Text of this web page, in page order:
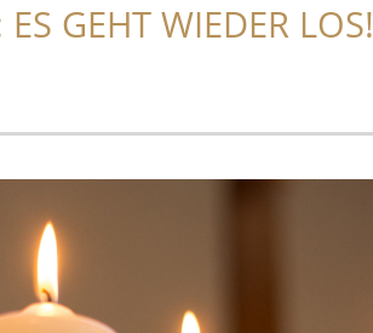
GEHT WIEDER LOS!